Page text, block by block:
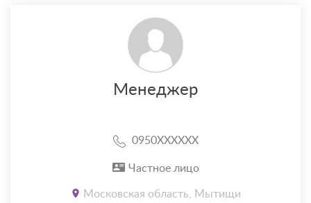
Менеджер
0950XXXXXX
Частное лицо
Московская область, Мытищи